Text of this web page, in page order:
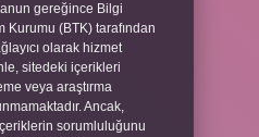
gereğince Bilgi
Kurumu (BTK) tarafından
olarak hizmet
sitedeki içerikleri
veya araştırma
Ancak,
sorumluluğunu